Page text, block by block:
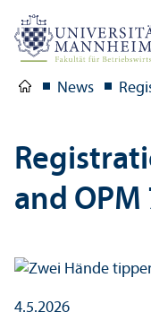
News
and OPM
4.5.2026